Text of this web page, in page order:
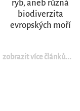
ryb, aneb různá
biodiverzita
evropských moří
zobrazit více článků...